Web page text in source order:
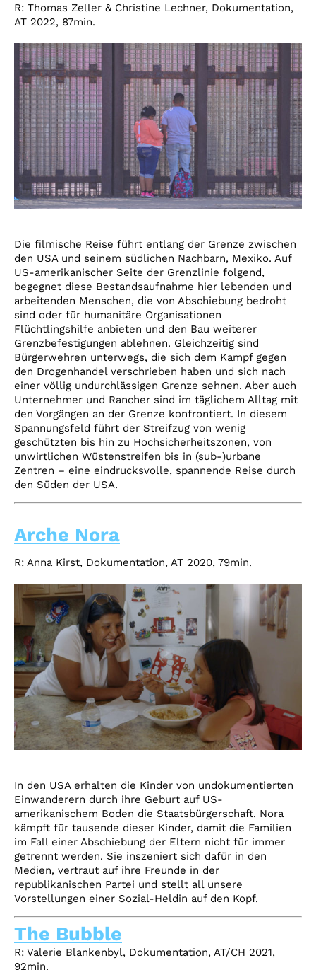
R: Thomas Zeller & Christine Lechner, Dokumentation,
AT 2022, 87min.
Die filmische Reise führt entlang der Grenze zwischen
den USA und seinem südlichen Nachbarn, Mexiko. Auf
US-amerikanischer Seite der Grenzlinie folgend,
begegnet diese Bestandsaufnahme hier lebenden und
arbeitenden Menschen, die von Abschiebung bedroht
sind oder für humanitäre Organisationen
Flüchtlingshilfe anbieten und den Bau weiterer
Grenzbefestigungen ablehnen. Gleichzeitig sind
Bürgerwehren unterwegs, die sich dem Kampf gegen
den Drogenhandel verschrieben haben und sich nach
einer völlig undurchlässigen Grenze sehnen. Aber auch
Unternehmer und Rancher sind im täglichem Alltag mit
den Vorgängen an der Grenze konfrontiert. In diesem
Spannungsfeld führt der Streifzug von wenig
geschützten bis hin zu Hochsicherheitszonen, von
unwirtlichen Wüstenstreifen bis in (sub-)urbane
Zentren – eine eindrucksvolle, spannende Reise durch
den Süden der USA.
Arche Nora
R: Anna Kirst, Dokumentation, AT 2020, 79min.
In den USA erhalten die Kinder von undokumentierten
Einwanderern durch ihre Geburt auf US-
amerikanischem Boden die Staatsbürgerschaft. Nora
kämpft für tausende dieser Kinder, damit die Familien
im Fall einer Abschiebung der Eltern nicht für immer
getrennt werden. Sie inszeniert sich dafür in den
Medien, vertraut auf ihre Freunde in der
republikanischen Partei und stellt all unsere
Vorstellungen einer Sozial-Heldin auf den Kopf.
The Bubble
R: Valerie Blankenbyl, Dokumentation, AT/CH 2021,
92min.